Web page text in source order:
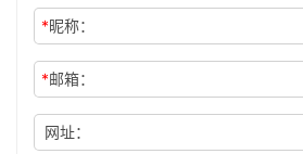
*昵称：
*邮箱：
网址：